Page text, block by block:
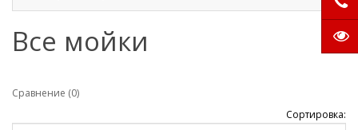
Все мойки
Сравнение (0)
Сортировка: